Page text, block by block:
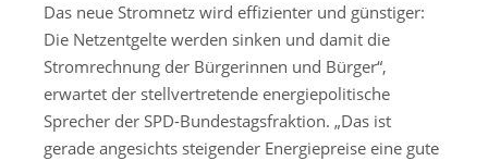
Das neue Stromnetz wird effizienter und günstiger:
Die Netzentgelte werden sinken und damit die
Stromrechnung der Bürgerinnen und Bürger“,
erwartet der stellvertretende energiepolitische
Sprecher der SPD-Bundestagsfraktion. „Das ist
gerade angesichts steigender Energiepreise eine gute